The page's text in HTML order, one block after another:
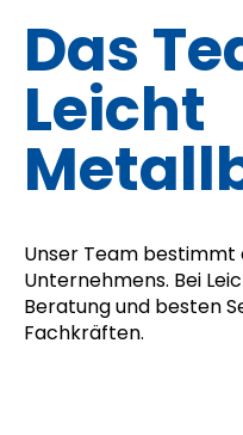
Das
Leicht
Unser Team bestimmt
Unternehmens. Bei
Beratung und besten
Fachkräften.